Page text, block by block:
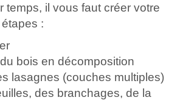
temps, il vous faut créer votre
:
bois en décomposition
lasagnes (couches multiples)
des branchages, de la